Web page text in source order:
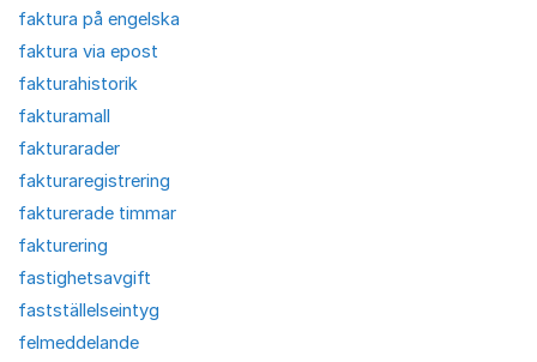
faktura på engelska
faktura via epost
fakturahistorik
fakturamall
fakturarader
fakturaregistrering
fakturerade timmar
fakturering
fastighetsavgift
fastställelseintyg
felmeddelande